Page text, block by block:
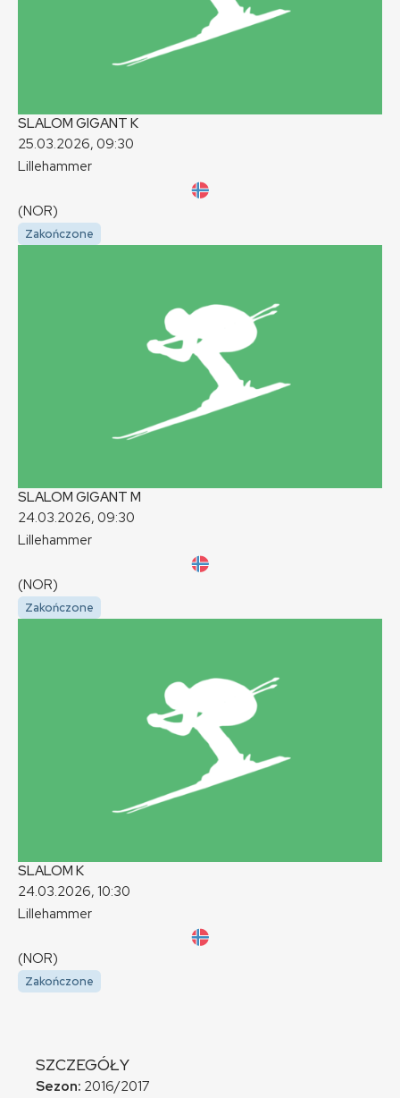
SLALOM GIGANT K
25.03.2026, 09:30
Lillehammer
(NOR)
Zakończone
SLALOM GIGANT M
24.03.2026, 09:30
Lillehammer
(NOR)
Zakończone
SLALOM K
24.03.2026, 10:30
Lillehammer
(NOR)
Zakończone
SZCZEGÓŁY
Sezon: 2016/2017